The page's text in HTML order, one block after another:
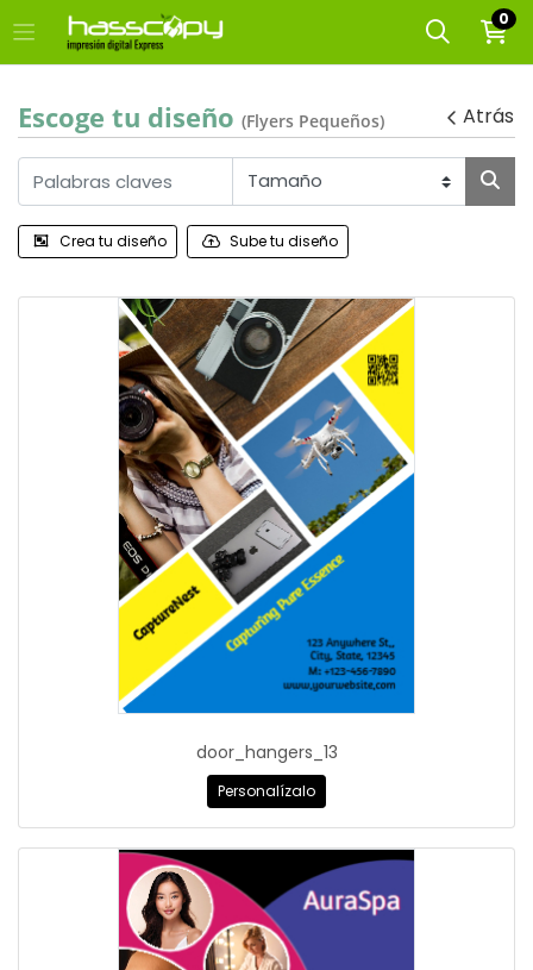
0
Escoge tu diseño (Flyers Pequeños) Atrás
Crea tu diseño Sube tu diseño
door_hangers_13
Personalízalo